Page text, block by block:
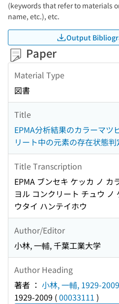
(keywords that refer to materials
name, etc.), etc.
Output
Paper
Material Type
図書
Title
EPMA分析結果のカラーマツ
リート中の元素の存在状態判
Title Transcription
EPMA ブンセキ ケッカ ノ カ
ヨル コンクリート チュウ ノ
ウタイ ハンテイホウ
Author/Editor
小林, 一輔, 千葉工業大学
Author Heading
著者 ： 小林, 一輔, 1929-2009
1929-2009 (00033111 )